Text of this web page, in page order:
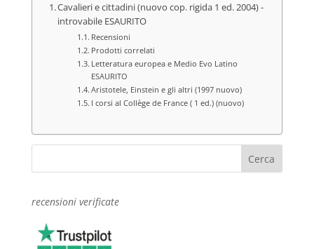
Cavalieri e cittadini (nuovo cop. rigida 1 ed. 2004) -
introvabile ESAURITO
Recensioni
Prodotti correlati
Letteratura europea e Medio Evo Latino
ESAURITO
Aristotele, Einstein e gli altri (1997 nuovo)
I corsi al Collège de France ( 1 ed.) (nuovo)
recensioni verificate